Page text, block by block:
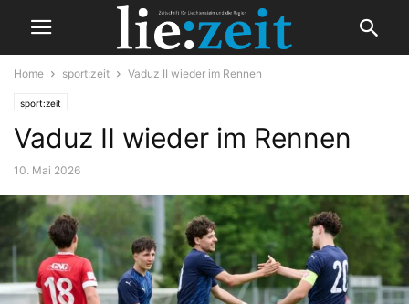
Home sport:zeit Vaduz II wieder im Rennen
sport:zeit
Vaduz II wieder im Rennen
10. Mai 2026